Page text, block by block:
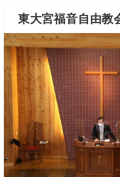
東大宮福音自由教